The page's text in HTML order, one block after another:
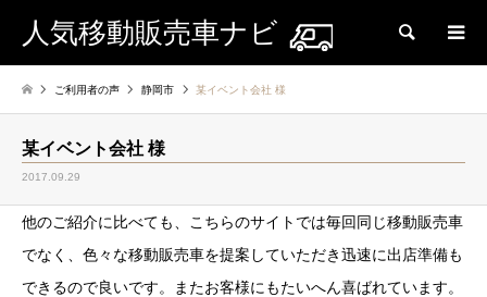
人気移動販売車ナビ 検索
ご利用者の声 静岡市 某イベント会社 様
某イベント会社 様
2017.09.29
他のご紹介に比べても、こちらのサイトでは毎回同じ移動販売車
でなく、色々な移動販売車を提案していただき迅速に出店準備も
できるので良いです。またお客様にもたいへん喜ばれています。